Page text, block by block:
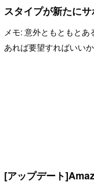
スタイプが新たに
メモ: 意外ともともと
あれば要望すればいい
[アップデート